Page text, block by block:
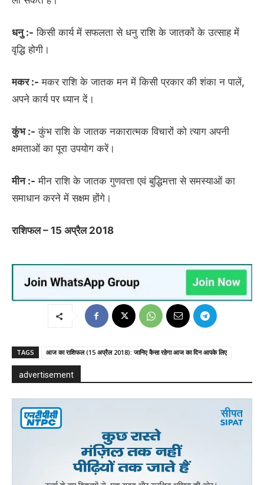
धनु :- किसी कार्य में सफलता से धनु राशि के जातकों के उत्साह में
वृद्धि होगी।
मकर :- मकर राशि के जातक मन में किसी प्रकार की शंका न पालें,
अपने कार्य पर ध्यान दें।
कुंभ :- कुंभ राशि के जातक नकारात्मक विचारों को त्याग अपनी
क्षमताओं का पूरा उपयोग करें।
मीन :- मीन राशि के जातक गुणवत्ता एवं बुद्धिमत्ता से समस्याओं का
समाधान करने में सक्षम होंगे।
राशिफल – 15 अप्रैल 2018
TAGS आज का राशिफल (15 अप्रैल 2018): जानिए कैसा रहेगा आज का दिन आपके लिए
advertisement